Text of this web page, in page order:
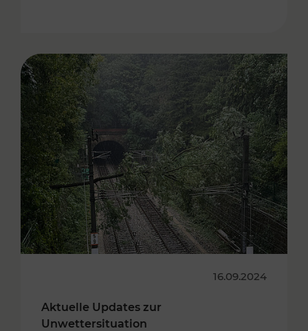
16.09.2024
Aktuelle Updates zur
Unwettersituation